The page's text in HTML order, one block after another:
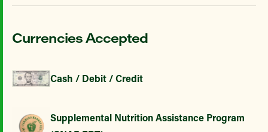
Currencies Accepted
Cash / Debit / Credit
Supplemental Nutrition Assistance Program